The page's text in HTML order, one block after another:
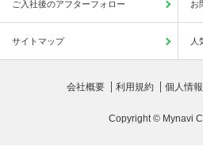
ご入社後のアフターフォロー お
サイトマップ 人
会社概要 利用規約 個人情
Copyright © Mynavi